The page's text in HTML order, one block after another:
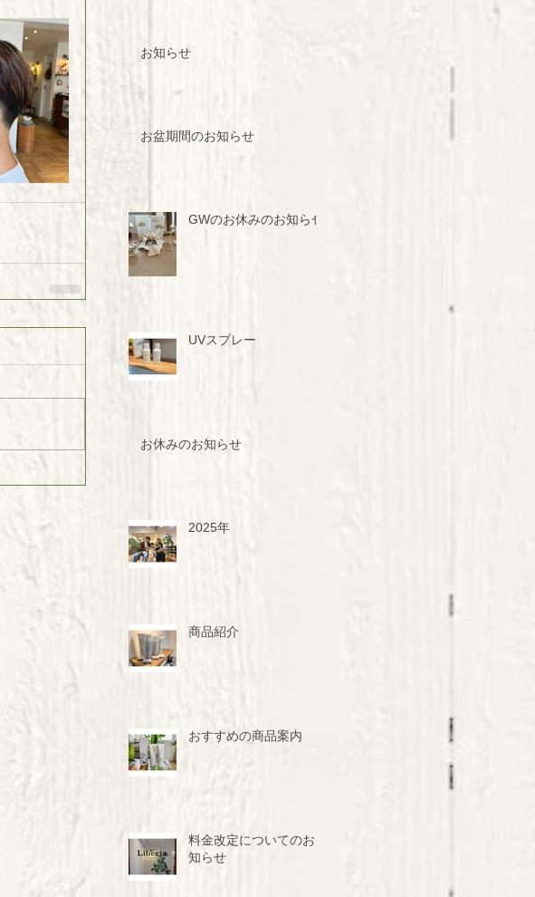
お知らせ
お盆期間のお知らせ
GWのお休みのお知らせ
UVスプレー
お休みのお知らせ
2025年
商品紹介
おすすめの商品案内
料金改定についてのお
知らせ